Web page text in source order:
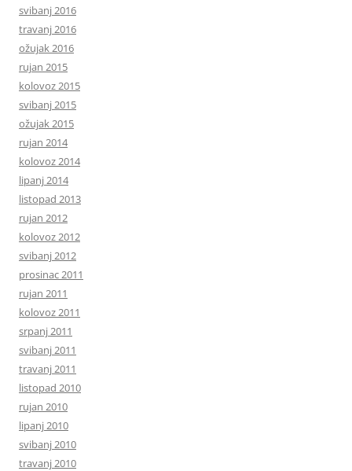
svibanj 2016
travanj 2016
ožujak 2016
rujan 2015
kolovoz 2015
svibanj 2015
ožujak 2015
rujan 2014
kolovoz 2014
lipanj 2014
listopad 2013
rujan 2012
kolovoz 2012
svibanj 2012
prosinac 2011
rujan 2011
kolovoz 2011
srpanj 2011
svibanj 2011
travanj 2011
listopad 2010
rujan 2010
lipanj 2010
svibanj 2010
travanj 2010